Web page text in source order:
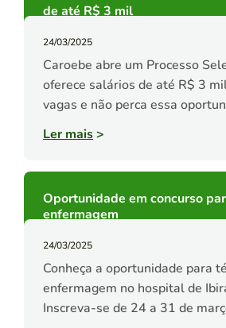
de até R$ 3 mil
24/03/2025
Caroebe abre um Processo
oferece salários de até R$ 3
vagas e não perca essa
Ler mais>
Oportunidade em concurso
enfermagem
24/03/2025
Conheça a oportunidade para
enfermagem no hospital de
Inscreva-se de 24 a 31 de